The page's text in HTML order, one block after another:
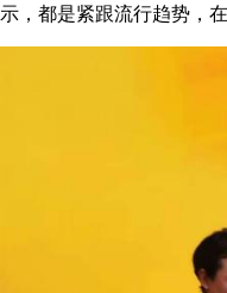
示，都是紧跟流行趋势，